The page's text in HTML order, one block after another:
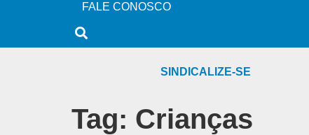
FALE CONOSCO
SINDICALIZE-SE
Tag: Crianças